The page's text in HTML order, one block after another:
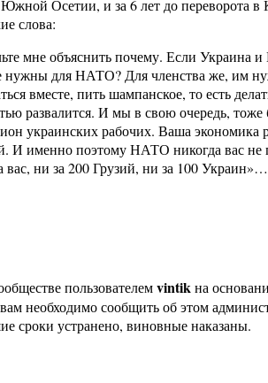
Осетии, и за 6 лет до
слова:
мне объяснить почему. Если Украина
для НАТО? Для членства же, им
вместе, пить шампанское, то есть
развалится. И мы в свою очередь,
украинских рабочих. Ваша
И именно поэтому НАТО никогда вас
вас, ни за 200 Грузий, ни за 100 Украин»…
пользователемvintikна
необходимо сообщить об этом
сроки устранено, виновные наказаны.